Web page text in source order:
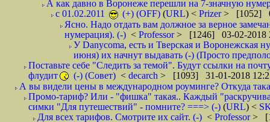
А как давно в Воронеже перешли на 7-значную
с 01.02.2011
(+) (OFF) (URL) < Prizer> [1052]
Ясно. Надо отдать вам должное за верное
нумерация). (-) < Professor> [1246] 03-02-2018
У Danycoma, есть и Тверская и Воронежская
июня) их начнут выдавать (-) (Просто
Поставьте себе "Следить за темой". Будут ссылки на
флудит
(-) (Совет) < decarch > [1093] 31-01-2018
А вы видели цены в международном роуминге? Откуда
Промо-тариф? Или - "фишка" такая.. Каждый
симки "Для путешествий" - помните? ===> (-) (URL) <
Для всех тарифов. Смотрите их сайт. (-) < Professor>